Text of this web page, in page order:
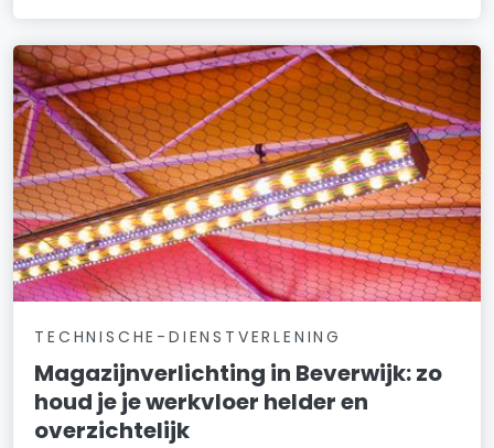
TECHNISCHE-DIENSTVERLENING
Magazijnverlichting in Beverwijk: zo
houd je je werkvloer helder en
overzichtelijk